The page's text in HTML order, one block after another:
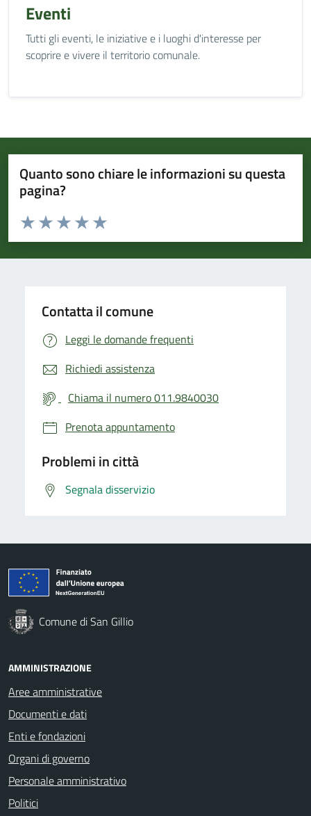
Eventi
Tutti gli eventi, le iniziative e i luoghi d'interesse per
scoprire e vivere il territorio comunale.
Quanto sono chiare le informazioni su questa
pagina?
Valuta da 1 a 5 stelle la pagina
Valuta 5 stelle su 5
Valuta 4 stelle su 5
Valuta 3 stelle su 5
Valuta 2 stelle su 5
Valuta 1 stelle su 5
Contatta il comune
Leggi le domande frequenti
Richiedi assistenza
Chiama il numero 011.9840030
Prenota appuntamento
Problemi in città
Segnala disservizio
Comune di San Gillio
AMMINISTRAZIONE
Aree amministrative
Documenti e dati
Enti e fondazioni
Organi di governo
Personale amministrativo
Politici